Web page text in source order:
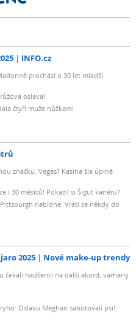
INFO.cz
prochází o 30 let mladší
oslava!
čtyři muže nůžkami
značku. Vegas? Kasina šla úplně
i 30 měsíců! Pokazil si Šigut kariéru?
nabídne. Vrátí se někdy do
2025 Nové make-up trendy
čekali nadšenci na další akord, varhany
Oslavu Meghan sabotovali psi!